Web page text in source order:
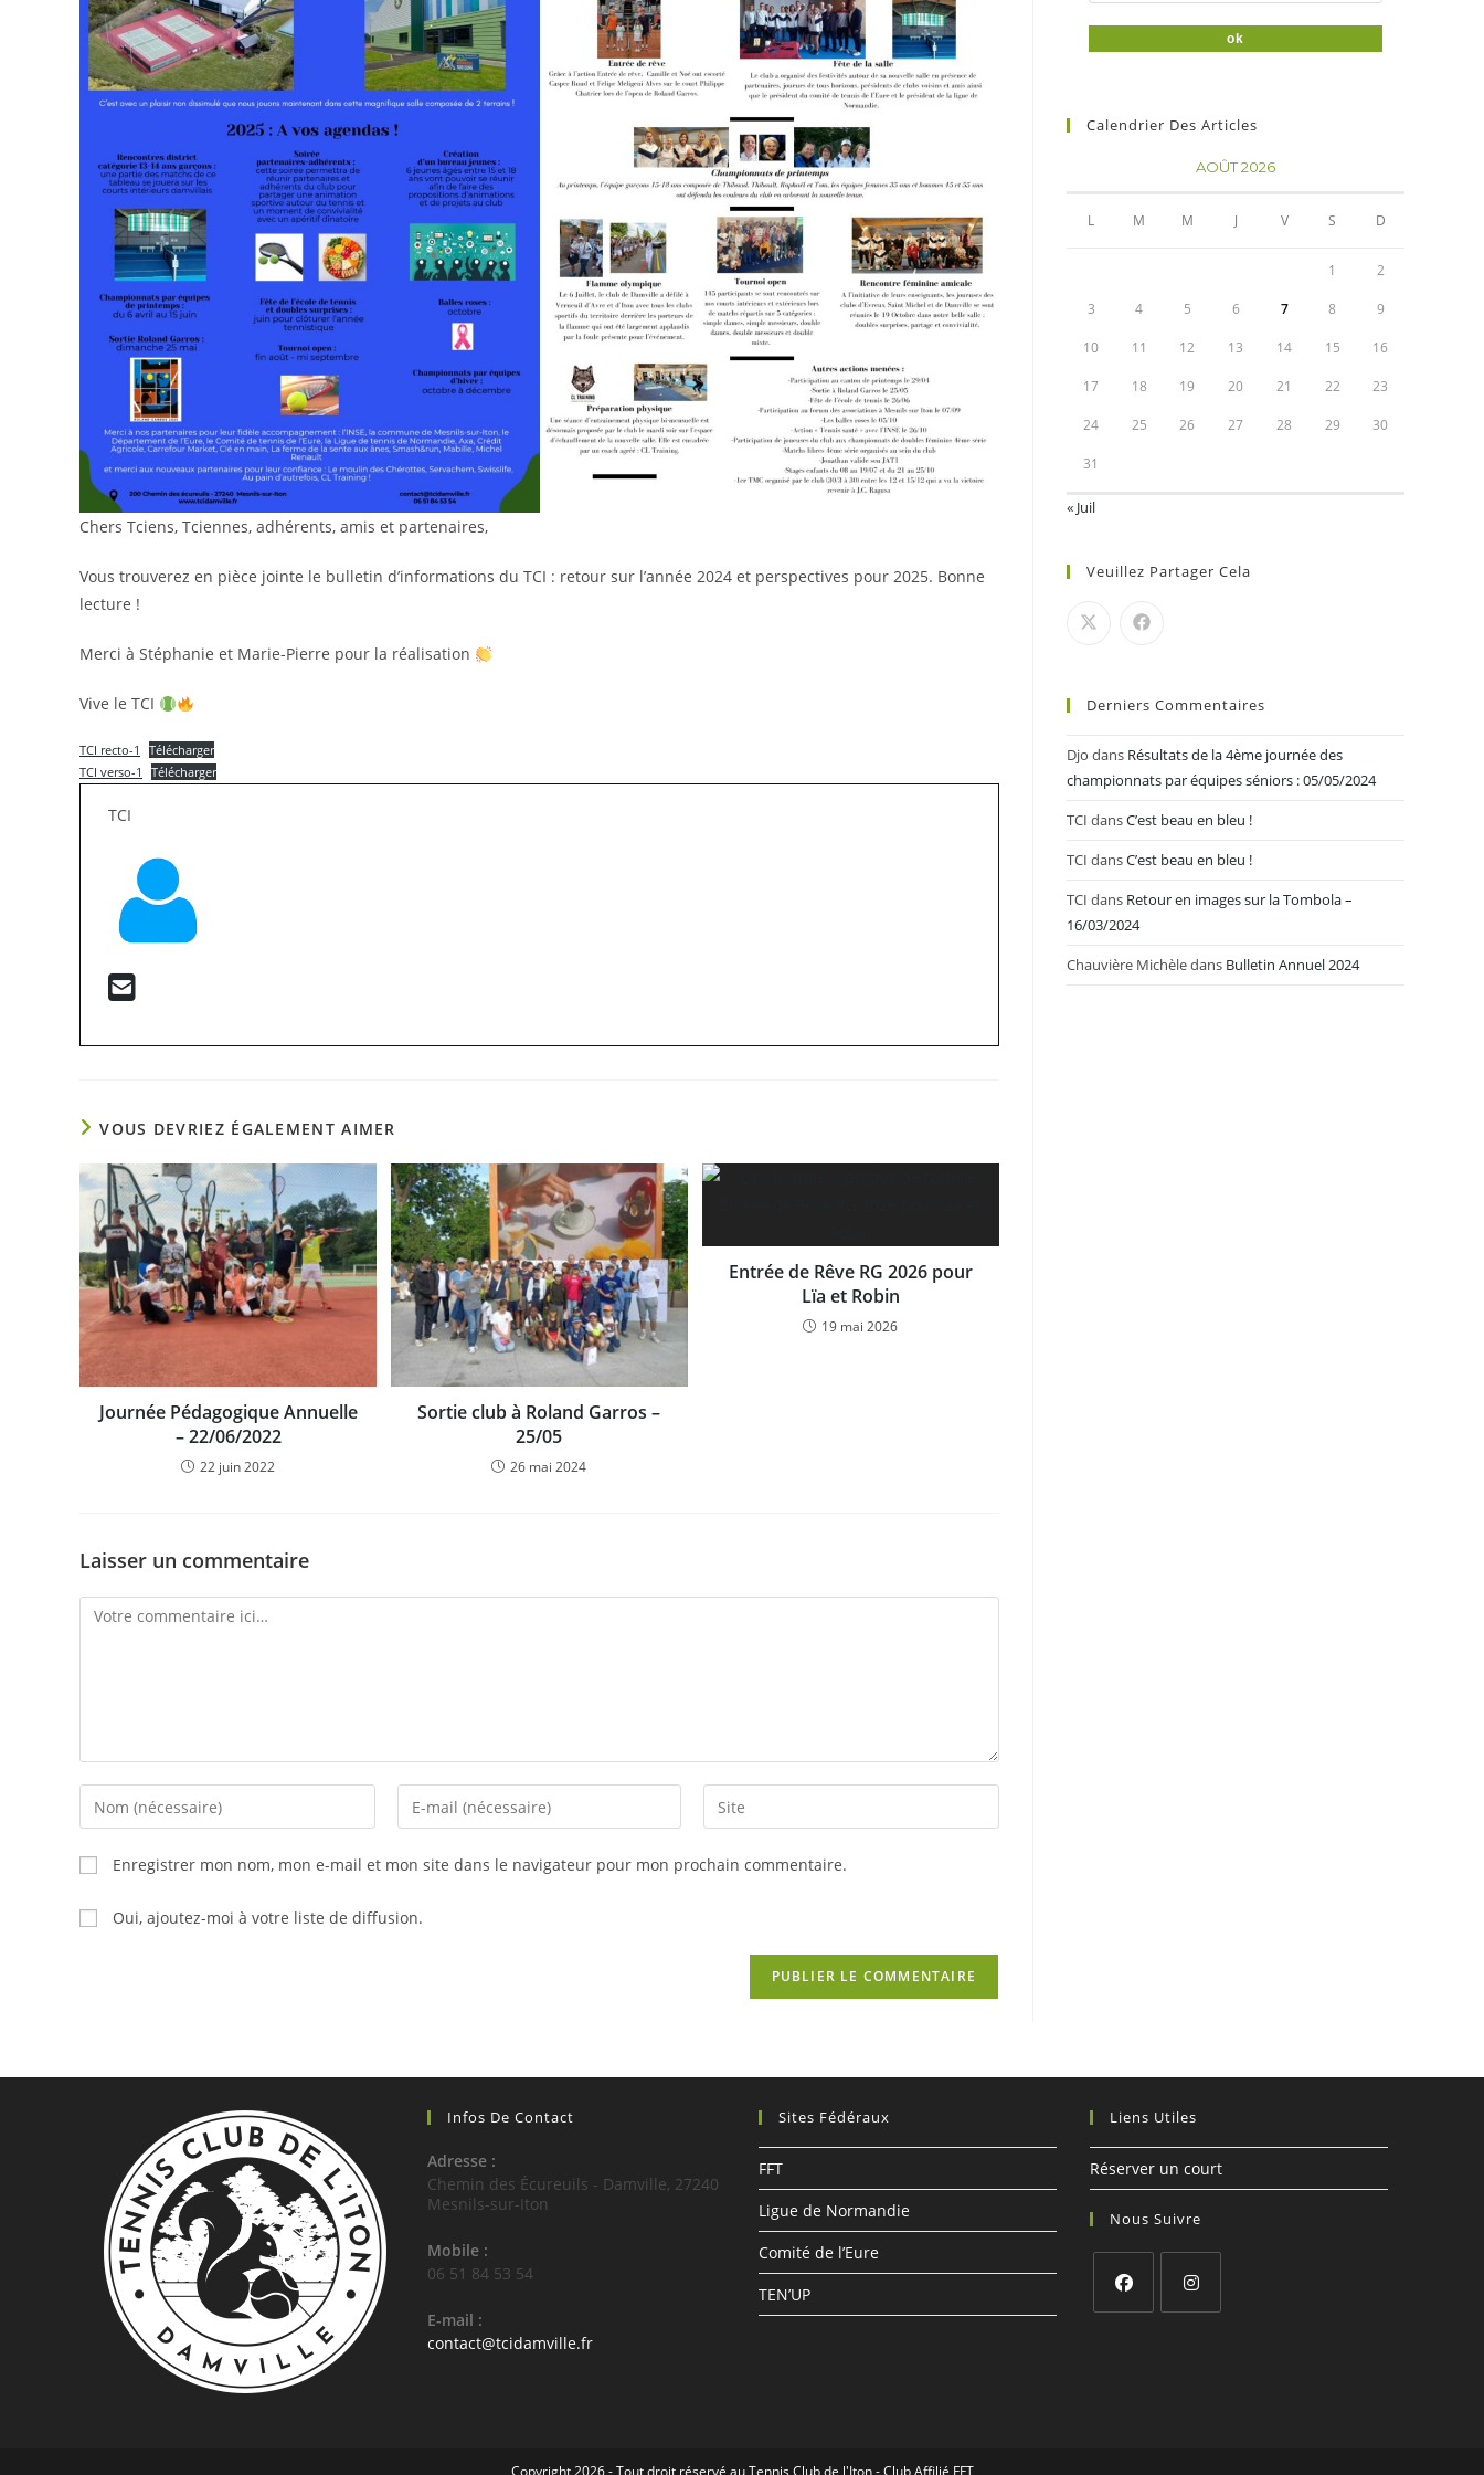
Chers Tciens, Tciennes, adhérents, amis et partenaires,
Vous trouverez en pièce jointe le bulletin d’informations du TCI : retour sur l’année 2024 et perspectives pour 2025. Bonne
lecture !
Merci à Stéphanie et Marie-Pierre pour la réalisation
Vive le TCI
TCI recto-1
Télécharger
TCI verso-1
Télécharger
TCI
VOUS DEVRIEZ ÉGALEMENT AIMER
Journée Pédagogique Annuelle
– 22/06/2022
22 juin 2022
Sortie club à Roland Garros –
25/05
26 mai 2024
Entrée de Rêve RG 2026 pour
Lïa et Robin
19 mai 2026
Laisser un commentaire
Comment
Enter
your
name
or
username
Enter
your
to
Saisir
l’URL
Enregistrer mon nom, mon e-mail et mon site dans le navigateur pour mon prochain commentaire.
Oui, ajoutez-moi à votre liste de diffusion.
Calendrier Des Articles
AOÛT 2026
L M M J V S D
1 2
3 4 5 6 7 8 9
10 11 12 13 14 15 16
17 18 19 20 21 22 23
24 25 26 27 28 29 30
31
« Juil
Veuillez Partager Cela
Derniers Commentaires
Djo dans Résultats de la 4ème journée des
championnats par équipes séniors : 05/05/2024
TCI dansC’est beau en bleu !
TCI dansC’est beau en bleu !
TCI dans Retour en images sur la Tombola –
16/03/2024
Chauvière Michèledans Bulletin Annuel 2024
Infos De Contact
Adresse :
Chemin des Écureuils - Damville, 27240
Mesnils-sur-Iton
Mobile :
06 51 84 53 54
E-mail :
contact@tcidamville.frS’ouvre
Sites Fédéraux
FFT
Ligue de Normandie
Comité de l’Eure
TEN’UP
Liens Utiles
Réserver un court
Nous Suivre